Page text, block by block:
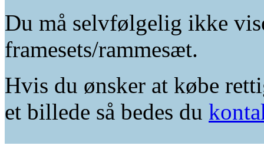
Du må selvfølgelig ikke
framesets/rammesæt.
Hvis du ønsker at købe
et billede så bedes du